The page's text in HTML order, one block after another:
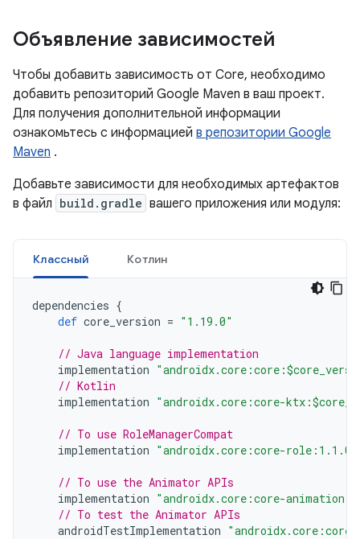
Объявление зависимостей
Чтобы добавить зависимость от Core, необходимо
добавить репозиторий Google Maven в ваш проект.
Для получения дополнительной информации
ознакомьтесь с информацией в репозитории Google
Maven .
Добавьте зависимости для необходимых артефактов
в файл build.gradle вашего приложения или модуля:
Классный Котлин
dependencies {
def core_version = "1.19.0"
// Java language implementation
implementation
// Kotlin
implementation "androidx.core:core-
// To use RoleManagerCompat
implementation "androidx.core:core-role:1.1.0"
// To use the Animator APIs
implementation "androidx.core:core-
// To test the Animator APIs
androidTestImplementation